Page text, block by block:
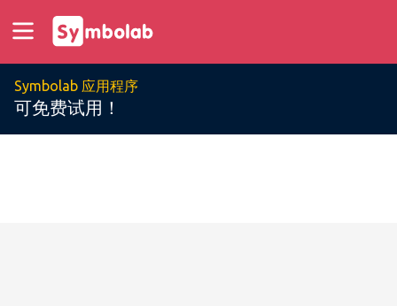
Symbolab 应用程序
可免费试用！